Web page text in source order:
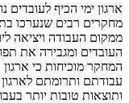
ארגון ימי הכיף
מחקרים רבים שנערכו
ממקום העבודה ויציאה
העובדים ומגבירה את
המחקר מוכיחות כי
עבודתם ותרומתם לארגון
ותוצאות טובות יותר